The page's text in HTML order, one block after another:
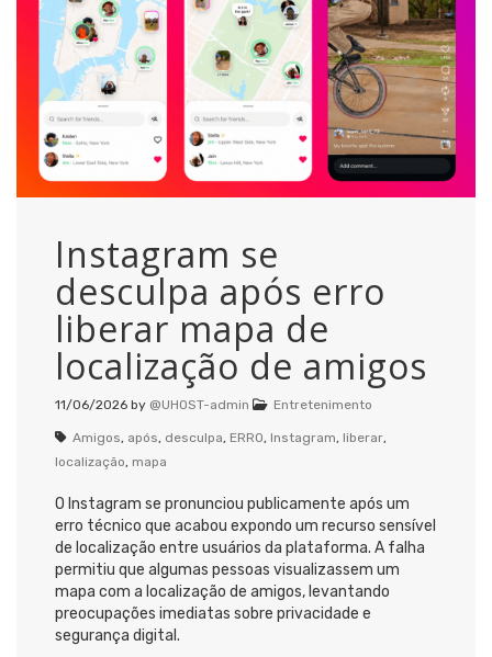
Instagram se
desculpa após erro
liberar mapa de
localização de amigos
11/06/2026 by @UHOST-admin Entretenimento
Amigos, após, desculpa, ERRO, Instagram, liberar,
localização, mapa
O Instagram se pronunciou publicamente após um
erro técnico que acabou expondo um recurso sensível
de localização entre usuários da plataforma. A falha
permitiu que algumas pessoas visualizassem um
mapa com a localização de amigos, levantando
preocupações imediatas sobre privacidade e
segurança digital.